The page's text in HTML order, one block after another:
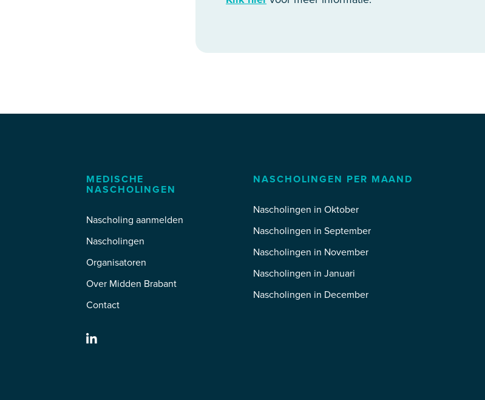
MEDISCHE
NASCHOLINGEN
Nascholing aanmelden
Nascholingen
Organisatoren
Over Midden Brabant
Contact
NASCHOLINGEN PER MAAND
Nascholingen in Oktober
Nascholingen in September
Nascholingen in November
Nascholingen in Januari
Nascholingen in December